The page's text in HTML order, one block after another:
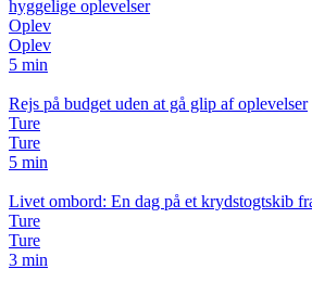
hyggelige oplevelser
Oplev
Oplev
5 min
Rejs på budget uden at gå glip af oplevelser
Ture
Ture
5 min
Livet ombord: En dag på et krydstogtskib
Ture
Ture
3 min